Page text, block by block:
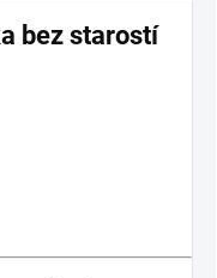
bez starostí